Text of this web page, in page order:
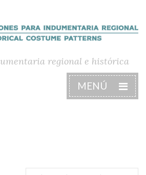
regional e histórica
MENÚ